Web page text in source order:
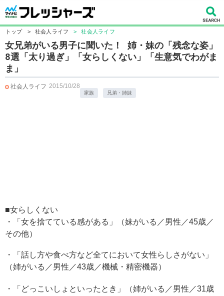
トップ > 社会人ライフ > 社会人ライフ
女兄弟がいる男子に聞いた！ 姉・妹の「残念な姿」
8選「太り過ぎ」「女らしくない」「生意気でわがま
ま」
社会人ライフ 2015/10/28
家族 兄弟・姉妹
■女らしくない
・「女を捨てている感がある」（妹がいる／男性／45歳／
その他）
・「話し方や食べ方など全てにおいて女性らしさがない」
（姉がいる／男性／43歳／機械・精密機器）
・「どっこいしょといったとき」（姉がいる／男性／31歳